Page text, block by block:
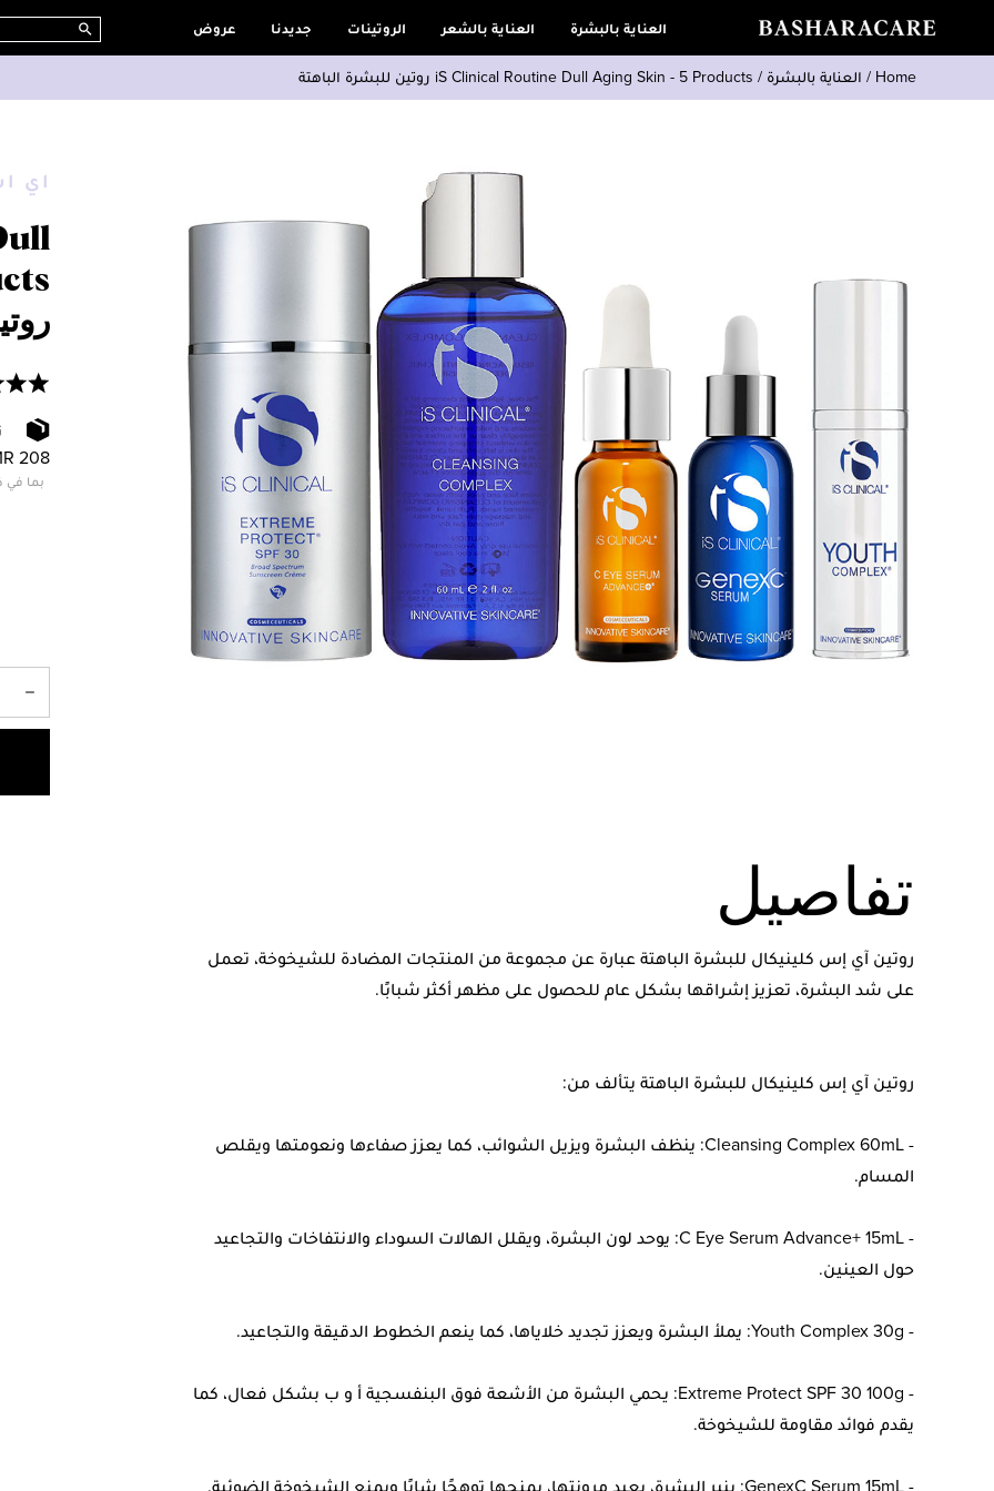
العناية بالبشرة العناية بالشعر الروتينات جديدنا عروض
Home
/ العناية بالبشرة / iS Clinical Routine Dull Aging Skin - 5 Products روتين للبشرة الباهتة
اي
208
بما في
تفاصيل
روتين آي إس كلينيكال للبشرة الباهتة عبارة عن مجموعة من المنتجات المضادة للشيخوخة، تعمل
على شد البشرة، تعزيز إشراقها بشكل عام للحصول على مظهر أكثر شبابًا.
روتين آي إس كلينيكال للبشرة الباهتة يتألف من:
- Cleansing Complex 60mL: ينظف البشرة ويزيل الشوائب، كما يعزز صفاءها ونعومتها ويقلص
المسام.
- C Eye Serum Advance+ 15mL: يوحد لون البشرة، ويقلل الهالات السوداء والانتفاخات والتجاعيد
حول العينين.
- Youth Complex 30g: يملأ البشرة ويعزز تجديد خلاياها، كما ينعم الخطوط الدقيقة والتجاعيد.
- Extreme Protect SPF 30 100g: يحمي البشرة من الأشعة فوق البنفسجية أ و ب بشكل فعال، كما
يقدم فوائد مقاومة للشيخوخة.
- GenexC Serum 15mL: ينير البشرة، يعيد مرونتها، يمنحها توهجًا شابًا ويمنع الشيخوخة الضوئية.